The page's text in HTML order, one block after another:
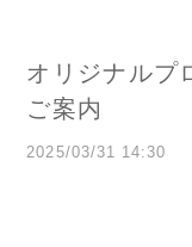
オリジナルプ
ご案内
2025/03/31 14:30